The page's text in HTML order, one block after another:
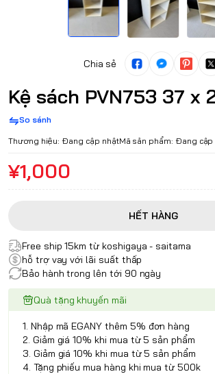
Chia sẻ
Kệ sách PVN753 37 x
So sánh
Thương hiệu: Đang cập nhậtMã sản phẩm: Đang cập
¥1,000
HẾT HÀNG
Free ship 15km từ koshigaya - saitama
hỗ trợ vay với lãi suất thấp
Bảo hành trong lên tới 90 ngày
Quà tặng khuyến mãi
1. Nhập mã EGANY thêm 5% đơn hàng
2. Giảm giá 10% khi mua từ 5 sản phẩm
3. Giảm giá 10% khi mua từ 5 sản phẩm
4. Tặng phiếu mua hàng khi mua từ 500k